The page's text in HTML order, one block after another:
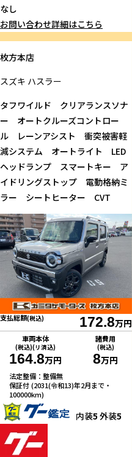
なし
お問い合わせ詳細はこちら
枚方本店
スズキ ハスラー
タフワイルド クリアランスソナ
ー オートクルーズコントロー
ル レーンアシスト 衝突被害軽
減システム オートライト LED
ヘッドランプ スマートキー ア
イドリングストップ 電動格納ミ
ラー シートヒーター CVT
支払総額(税込) 172.8万円
車両本体
(税込)(リ済込)
164.8万円
諸費用
(税込)
8万円
法定整備：整備無
保証付 (2031(令和13)年2月まで・
100000km)
内装5 外装5